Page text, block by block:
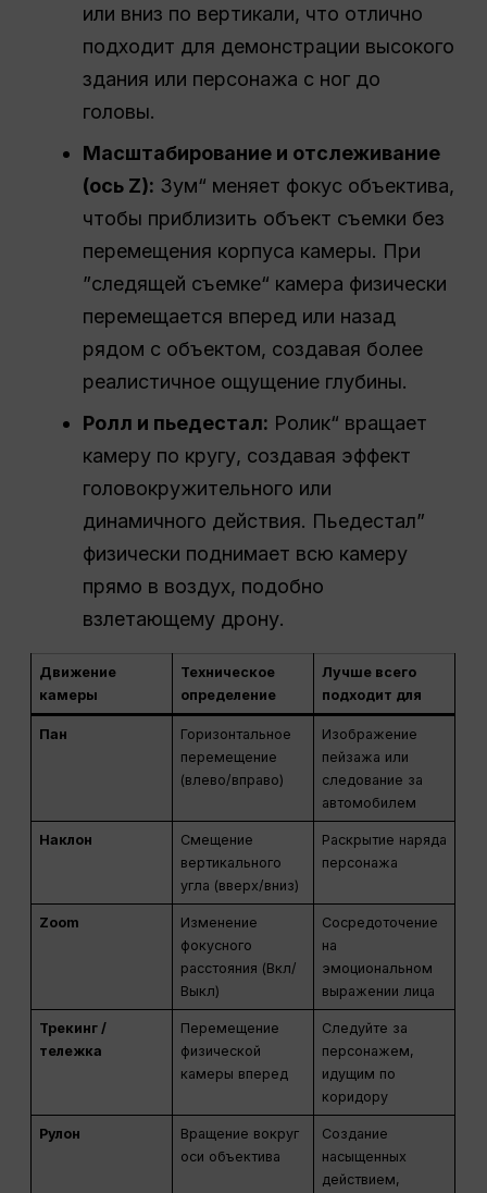
или вниз по вертикали, что отлично
подходит для демонстрации высокого
здания или персонажа с ног до
головы.
Масштабирование и отслеживание
(ось Z): Зум“ меняет фокус объектива,
чтобы приблизить объект съемки без
перемещения корпуса камеры. При
”следящей съемке“ камера физически
перемещается вперед или назад
рядом с объектом, создавая более
реалистичное ощущение глубины.
Ролл и пьедестал: Ролик“ вращает
камеру по кругу, создавая эффект
головокружительного или
динамичного действия. Пьедестал”
физически поднимает всю камеру
прямо в воздух, подобно
взлетающему дрону.
Движение
камеры
Техническое
определение
Лучше всего
подходит для
Пан
Горизонтальное
перемещение
(влево/вправо)
Изображение
пейзажа или
следование за
автомобилем
Наклон
Смещение
вертикального
угла (вверх/вниз)
Раскрытие наряда
персонажа
Zoom
Изменение
фокусного
расстояния (Вкл/
Выкл)
Сосредоточение
на
эмоциональном
выражении лица
Трекинг /
тележка
Перемещение
физической
камеры вперед
Следуйте за
персонажем,
идущим по
коридору
Рулон
Вращение вокруг
оси объектива
Создание
насыщенных
действием,